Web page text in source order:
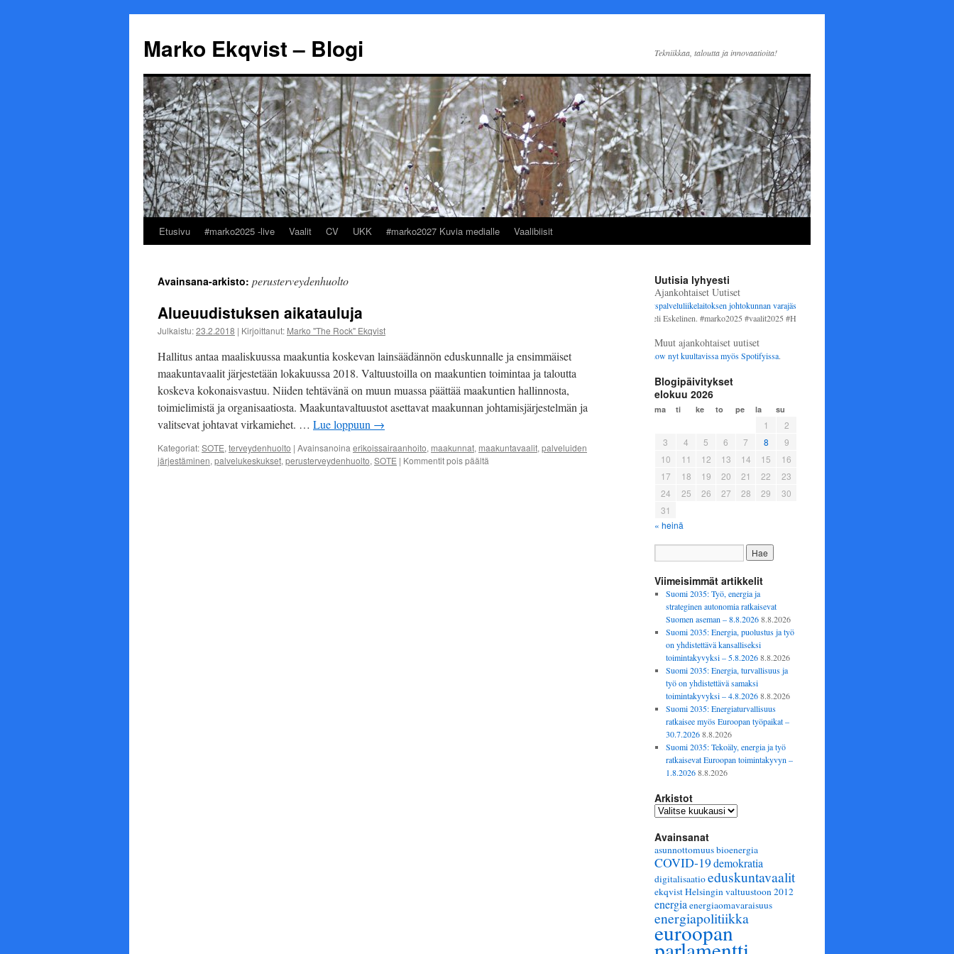
Marko Ekqvist – Blogi Tekniikkaa, taloutta ja innovaatioita!
Siirry
Etusivu #marko2025 -live Vaalit CV UKK #marko2027 Kuvia medialle Vaalibiisit
Avainsana-arkisto: perusterveydenhuolto
Alueuudistuksen aikatauluja
Julkaistu:23.2.2018 | Kirjoittanut: Marko "The Rock" Ekqvist
Hallitus antaa maaliskuussa maakuntia koskevan lainsäädännön eduskunnalle ja ensimmäiset
maakuntavaalit järjestetään lokakuussa 2018. Valtuustoilla on maakuntien toimintaa ja taloutta
koskeva kokonaisvastuu. Niiden tehtävänä on muun muassa päättää maakuntien hallinnosta,
toimielimistä ja organisaatiosta. Maakuntavaltuustot asettavat maakunnan johtamisjärjestelmän ja
valitsevat johtavat virkamiehet. … Lue loppuun →
Kategoriat:SOTE, terveydenhuolto | Avainsanoina erikoissairaanhoito, maakunnat, maakuntavaalit, palveluiden
järjestäminen, palvelukeskukset, perusterveydenhuolto, SOTE | Kommentit pois päältä
Uutisia lyhyesti
Ajankohtaiset Uutiset
Työllisyyspalveluliikelaitoksen johtokunnan varajäseneksi
jäsenenenämme toimii Heli Eskelinen. #marko2025 #vaalit2025 #Helsinki #perussuomalaiset
Muut ajankohtaiset uutiset
Marko Ekqvist – Talk Show nyt kuultavissa myösSpotifyissa.
Blogipäivitykset
elokuu 2026
ma ti ke to pe la su
1
2
3
4 5 6 7 8
9
10
11 12 13 14 15
16
17
18 19 20 21 22
23
24
25 26 27 28 29
30
31
« heinä
Viimeisimmät artikkelit
Suomi 2035: Työ, energia ja
strateginen autonomia ratkaisevat
Suomen aseman – 8.8.2026 8.8.2026
Suomi 2035: Energia, puolustus ja työ
on yhdistettävä kansalliseksi
toimintakyvyksi – 5.8.2026 8.8.2026
Suomi 2035: Energia, turvallisuus ja
työ on yhdistettävä samaksi
toimintakyvyksi – 4.8.2026 8.8.2026
Suomi 2035: Energiaturvallisuus
ratkaisee myös Euroopan työpaikat –
30.7.2026 8.8.2026
Suomi 2035: Tekoäly, energia ja työ
ratkaisevat Euroopan toimintakyvyn –
1.8.2026 8.8.2026
Arkistot
Arkistot
Avainsanat
asunnottomuusbioenergia
COVID-19demokratia
digitalisaatioeduskuntavaalit
ekqvist Helsingin valtuustoon 2012
energia energiaomavaraisuus
energiapolitiikka
euroopan